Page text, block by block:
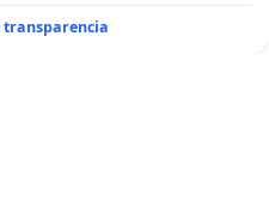
transparencia